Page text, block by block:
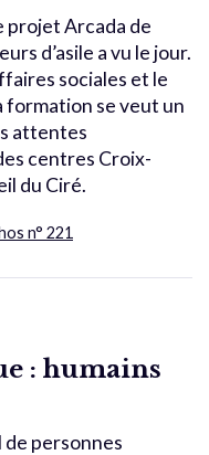
projet Arcada de
d’asile a vu le jour.
sociales et le
formation se veut un
attentes
centres Croix-
du Ciré.
n° 221
: humains
personnes